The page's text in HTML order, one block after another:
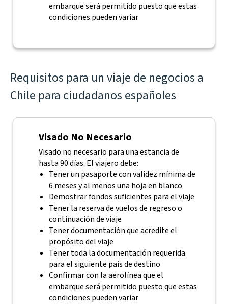
embarque será permitido puesto que estas
condiciones pueden variar
Requisitos para un viaje de negocios a
Chile para ciudadanos españoles
Visado No Necesario
Visado no necesario para una estancia de
hasta 90 días. El viajero debe:
Tener un pasaporte con validez mínima de
6 meses y al menos una hoja en blanco
Demostrar fondos suficientes para el viaje
Tener la reserva de vuelos de regreso o
continuación de viaje
Tener documentación que acredite el
propósito del viaje
Tener toda la documentación requerida
para el siguiente país de destino
Confirmar con la aerolínea que el
embarque será permitido puesto que estas
condiciones pueden variar